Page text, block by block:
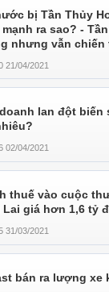
bị Tần Thủy
ra sao? -
nhưng vẫn chiến
21/04/2021
lan đột biến
02/04/2021
thuế vào cuộc
Lai giá hơn 1,6 tỷ
31/03/2021
bán ra lượng xe